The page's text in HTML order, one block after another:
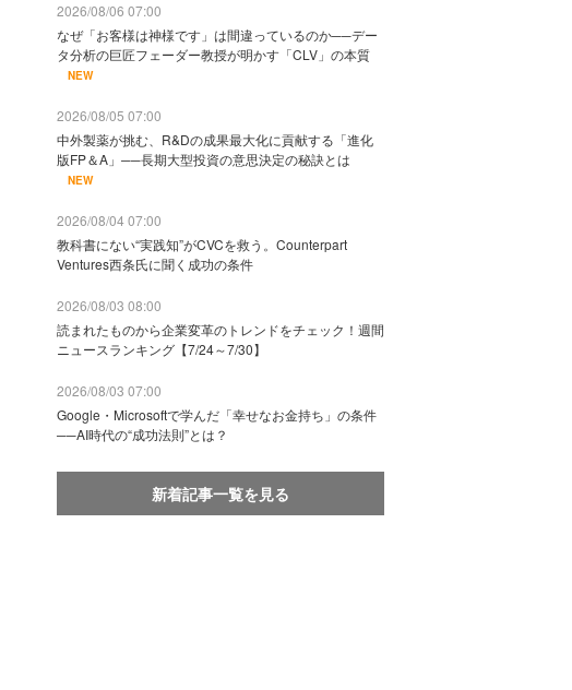
2026/08/06 07:00
なぜ「お客様は神様です」は間違っているのか──デー
タ分析の巨匠フェーダー教授が明かす「CLV」の本質
NEW
2026/08/05 07:00
中外製薬が挑む、R&Dの成果最大化に貢献する「進化
版FP＆A」──長期大型投資の意思決定の秘訣とは
NEW
2026/08/04 07:00
教科書にない“実践知”がCVCを救う。Counterpart
Ventures西条氏に聞く成功の条件
2026/08/03 08:00
読まれたものから企業変革のトレンドをチェック！週間
ニュースランキング【7/24～7/30】
2026/08/03 07:00
Google・Microsoftで学んだ「幸せなお金持ち」の条件
──AI時代の“成功法則”とは？
新着記事一覧を見る